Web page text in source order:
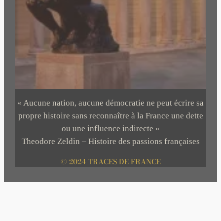
« Aucune nation, aucune démocratie ne peut écrire sa
propre histoire sans reconnaître à la France une dette
ou une influence indirecte »
Theodore Zeldin – Histoire des passions françaises
© 2024 TRACES DE FRANCE